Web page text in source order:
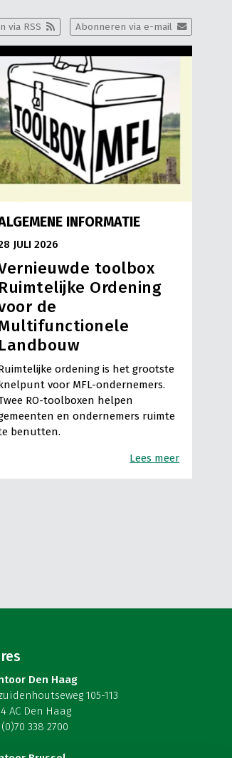
Abonneren via e-mail
via RSS
INFORMATIE
JULI 2026
toolbox
Ruimtelijke Ordening
de
Landbouw
ordening is het grootste
voor MFL-ondernemers.
RO-toolboxen helpen
en ondernemers ruimte
benutten.
Lees meer
Den Haag
105-113
AC Den Haag
(0)70 338 2700